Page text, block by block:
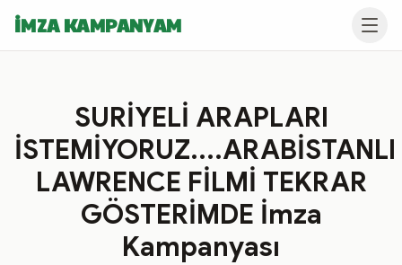
İMZA KAMPANYAM
SURİYELİ ARAPLARI
İSTEMİYORUZ....ARABİSTANLI
LAWRENCE FİLMİ TEKRAR
GÖSTERİMDE İmza
Kampanyası